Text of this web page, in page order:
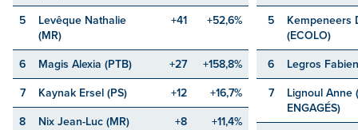
5
Levêque Nathalie
(MR)
+41 +52,6%
6 Magis Alexia (PTB) +27 +158,8%
7 Kaynak Ersel (PS) +12 +16,7%
8 Nix Jean-Luc (MR) +8 +11,4%
5
Kempeneers
(ECOLO)
6 Legros
7
Lignoul Anne
ENGAGÉS)